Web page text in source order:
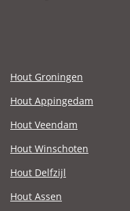
Hout Groningen
Hout Appingedam
Hout Veendam
Hout Winschoten
Hout Delfzijl
Hout Assen